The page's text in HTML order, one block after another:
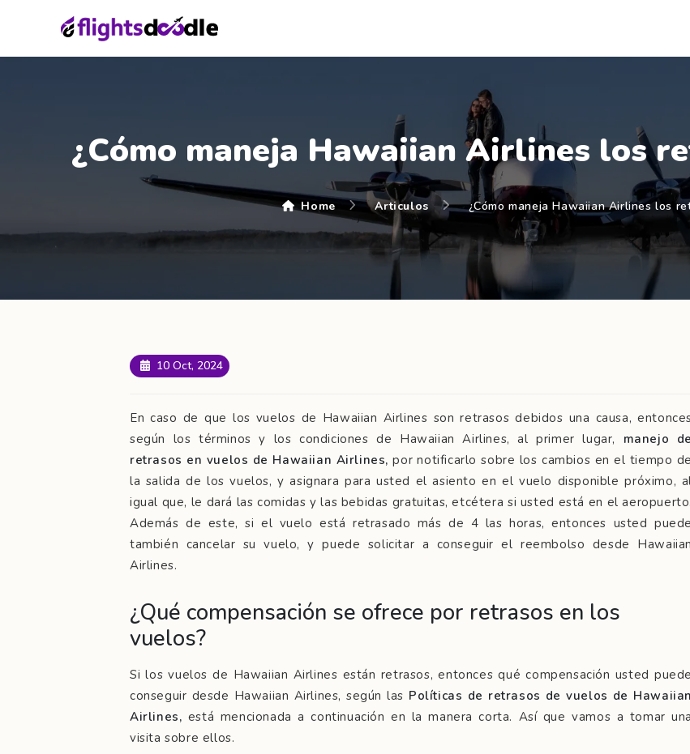
¿Cómo maneja Hawaiian Airlines los
Home Articulos ¿Cómo maneja Hawaiian Airlines los
10 Oct, 2024
En caso de que los vuelos de Hawaiian Airlines son retrasos debidos una causa,
según los términos y los condiciones de Hawaiian Airlines, al primer lugar, manejo de
retrasos en vuelos de Hawaiian Airlines,por notificarlo sobre los cambios en el tiempo de
la salida de los vuelos, y asignara para usted el asiento en el vuelo disponible próximo,
igual que, le dará las comidas y las bebidas gratuitas, etcétera si usted está en el aeropuerto.
Además de este, si el vuelo está retrasado más de 4 las horas, entonces usted puede
también cancelar su vuelo, y puede solicitar a conseguir el reembolso desde Hawaiian
Airlines.
¿Qué compensación se ofrece por retrasos en los
vuelos?
Si los vuelos de Hawaiian Airlines están retrasos, entonces qué compensación usted puede
conseguir desde Hawaiian Airlines, según las Políticas de retrasos de vuelos de Hawaiian
Airlines, está mencionada a continuación en la manera corta. Así que vamos a tomar una
visita sobre ellos.